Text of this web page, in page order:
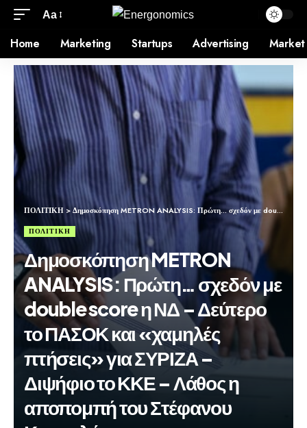
Aa
Home Marketing Startups Advertising Market
ΠΟΛΙΤΙΚΗ >Δημοσκόπηση METRON ANALYSIS: Πρώτη… σχεδόν με double score η ΝΔ – Δεύτερο το ΠΑΣΟΚ και «χαμηλές πτήσεις» για ΣΥΡΙΖΑ – Διψήφιο το ΚΚΕ – Λάθος η αποπομπή του Στέφανου Κασσελάκη
ΠΟΛΙΤΙΚΗ
Δημοσκόπηση METRON
ANALYSIS: Πρώτη… σχεδόν με
double score η ΝΔ – Δεύτερο
το ΠΑΣΟΚ και «χαμηλές
πτήσεις» για ΣΥΡΙΖΑ –
Διψήφιο το ΚΚΕ – Λάθος η
αποπομπή του Στέφανου